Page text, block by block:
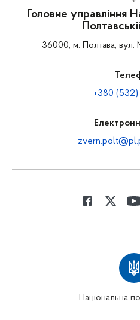
Головне управління
36000, м. Полтава, вул.
+380 (532)
Національна